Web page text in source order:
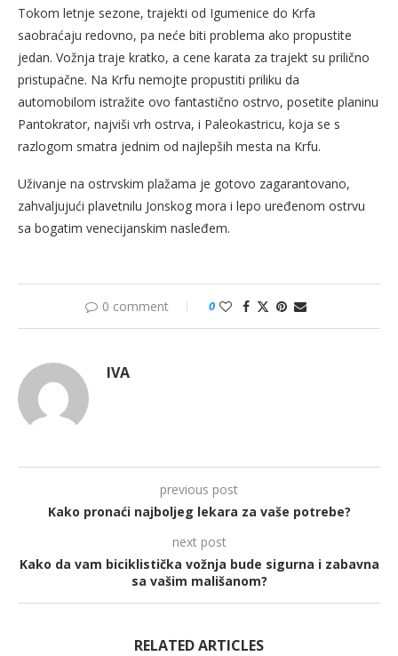
Tokom letnje sezone, trajekti od Igumenice do Krfa
saobraćaju redovno, pa neće biti problema ako propustite
jedan. Vožnja traje kratko, a cene karata za trajekt su prilično
pristupačne. Na Krfu nemojte propustiti priliku da
automobilom istražite ovo fantastično ostrvo, posetite planinu
Pantokrator, najviši vrh ostrva, i Paleokastricu, koja se s
razlogom smatra jednim od najlepših mesta na Krfu.
Uživanje na ostrvskim plažama je gotovo zagarantovano,
zahvaljujući plavetnilu Jonskog mora i lepo uređenom ostrvu
sa bogatim venecijanskim nasleđem.
0 comment 0
IVA
previous post
Kako pronaći najboljeg lekara za vaše potrebe?
next post
Kako da vam biciklistička vožnja bude sigurna i zabavna
sa vašim mališanom?
RELATED ARTICLES